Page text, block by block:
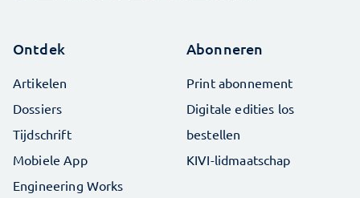
Ontdek
Artikelen
Dossiers
Tijdschrift
Mobiele App
Engineering Works
Abonneren
Print abonnement
Digitale edities los
bestellen
KIVI-lidmaatschap